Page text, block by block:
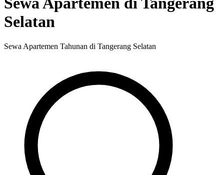
Selatan
Sewa Apartemen Tahunan di Tangerang Selatan